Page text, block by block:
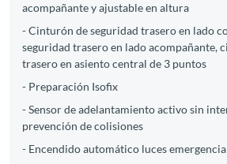
acompañante y ajustable en altura
- Cinturón de seguridad trasero en lado
seguridad trasero en lado acompañante,
trasero en asiento central de 3 puntos
- Preparación Isofix
- Sensor de adelantamiento activo sin
prevención de colisiones
- Encendido automático luces emergencia